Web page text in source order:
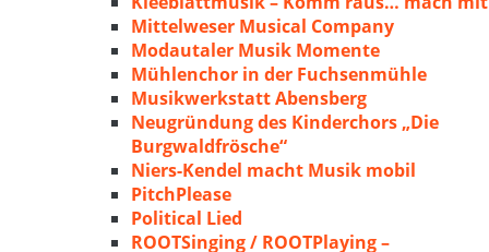
Mittelweser Musical Company
Modautaler Musik Momente
Mühlenchor in der Fuchsenmühle
Musikwerkstatt Abensberg
Neugründung des Kinderchors „Die
Burgwaldfrösche“
Niers-Kendel macht Musik mobil
PitchPlease
Political Lied
ROOTSinging / ROOTPlaying –